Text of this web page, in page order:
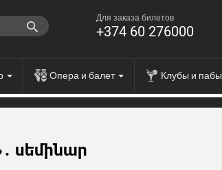
Для заказа билетов
+374 60 276000
Опера и балет Клубы и пабы
սեմինար